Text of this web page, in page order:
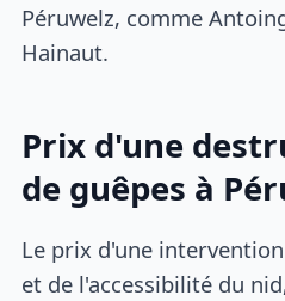
Péruwelz, comme
Hainaut.
Prix d'une
de guêpes à
Le prix d'une
et de l'accessibilité du